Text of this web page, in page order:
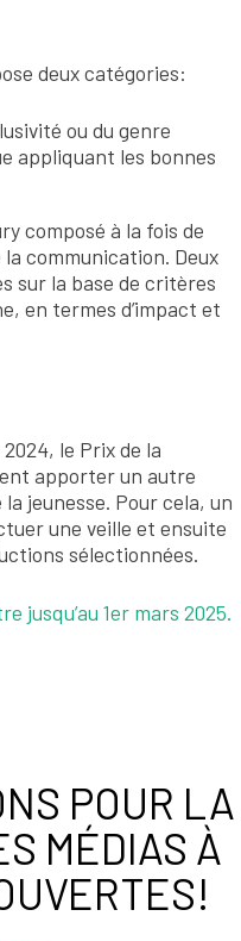
deux catégories:
ou du genre
appliquant les bonnes
composé à la fois de
communication. Deux
sur la base de critères
en termes d’impact et
le Prix de la
apporter un autre
jeunesse. Pour cela, un
une veille et ensuite
sélectionnées.
jusqu’au 1er mars 2025.
POUR LA
MÉDIAS À